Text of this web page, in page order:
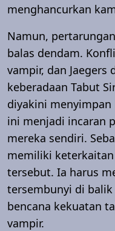
menghancurkan
Namun,
balas dendam.
vampir, dan
keberadaan Tabut
diyakini
ini menjadi incaran
mereka sendiri.
memiliki
tersebut. Ia harus
tersembunyi di
bencana kekuatan
vampir.